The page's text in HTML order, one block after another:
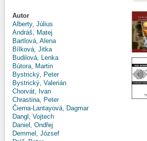
Autor
Alberty, Július
Andráš, Matej
Bartlová, Alena
Bílková, Jitka
Budilová, Lenka
Bútora, Martin
Bystrický, Peter
Bystrický, Valerián
Chorvát, Ivan
Chrastina, Peter
Čierna-Lantayová, Dagmar
Dangl, Vojtech
Daniel, Ondřej
Demmel, József